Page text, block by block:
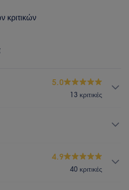
κριτικών
5.0
13 κριτικές
4.9
40 κριτικές